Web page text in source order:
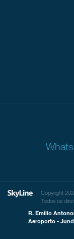
Copyright
Todos os
R. Emílio
Aeroporto -